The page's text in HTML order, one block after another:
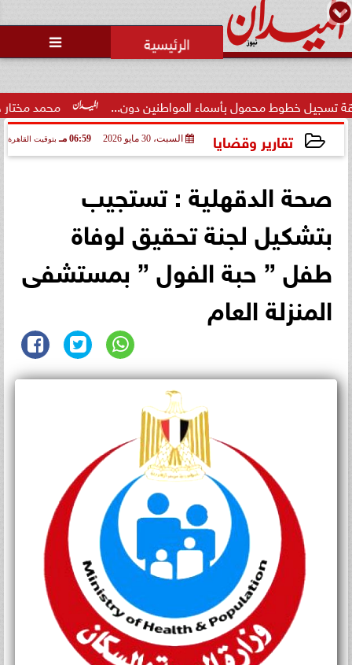

محمد مختار جمعة: بدل محمول بأسماء المواطنين دون...
تقارير وقضايا السبت، 30 مايو 2026 06:59 مـ بتوقيت القاهرة
صحة الدقهلية : تستجيب
بتشكيل لجنة تحقيق لوفاة
طفل ” حبة الفول ” بمستشفى
المنزلة العام